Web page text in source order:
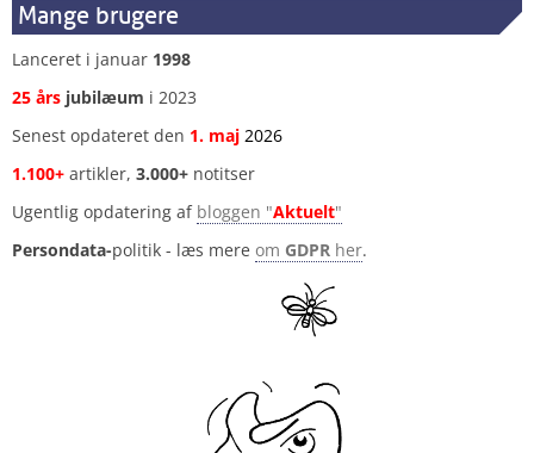
Mange brugere
Lanceret i januar 1998
25 års jubilæum i 2023
Senest opdateret den 1. maj 2026
1.100+ artikler, 3.000+ notitser
Ugentlig opdatering af bloggen "Aktuelt"
Persondata-politik - læs mere om GDPR her.